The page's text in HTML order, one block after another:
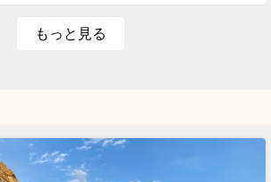
もっと見る